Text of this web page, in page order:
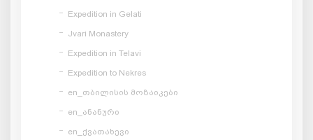
Expedition in Gelati
Jvari Monastery
Expedition in Telavi
Expedition to Nekres
en_თბილისის მოზაიკები
en_ანანური
en_ქვათახევი